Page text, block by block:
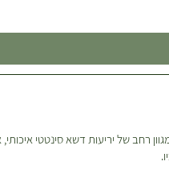
רחב של יריעות דשא סינטטי